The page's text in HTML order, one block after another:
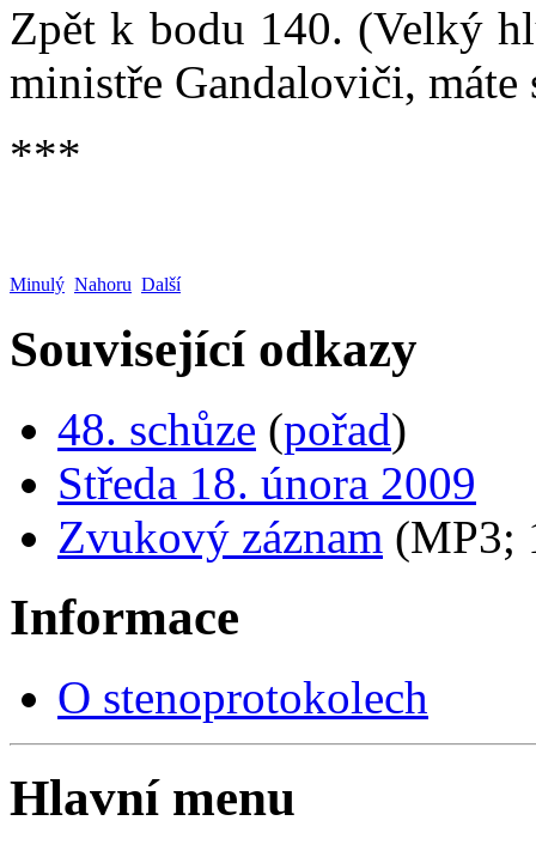
Zpět k bodu 140. (Velký
ministře Gandaloviči, máte
***
Minulý Nahoru Další
Související odkazy
48. schůze (pořad)
Středa 18. února 2009
Zvukový záznam (MP3;
Informace
O stenoprotokolech
Hlavní menu